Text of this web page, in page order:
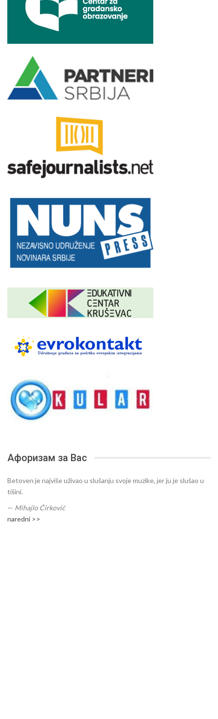
Афоризам за Вас
Betoven je najviše uživao u slušanju svoje muzike, jer ju je slušao u
tišini.
— Mihajlo Ćirković
naredni >>